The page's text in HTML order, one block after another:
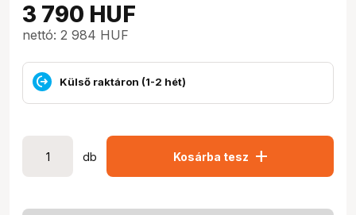
3 790 HUF
nettó: 2 984 HUF
Külső raktáron (1-2 hét)
db Kosárba tesz add